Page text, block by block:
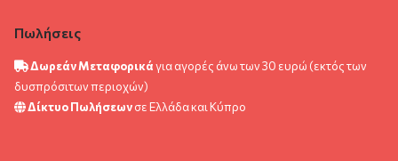
Πωλήσεις
Δωρεάν Μεταφορικάγια αγορές άνω των 30 ευρώ (εκτός των
δυσπρόσιτων περιοχών)
Δίκτυο Πωλήσεωνσε Ελλάδα και Κύπρο